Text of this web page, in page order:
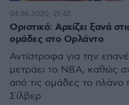
Οριστικό: Αρχίζει ξανά
ομάδες στο Ορλάντο
Αντίστροφα για την
μετράει το ΝΒΑ, καθώς
από τις ομάδες το πλάνο
Σίλβερ
04.06.2020, 21:42